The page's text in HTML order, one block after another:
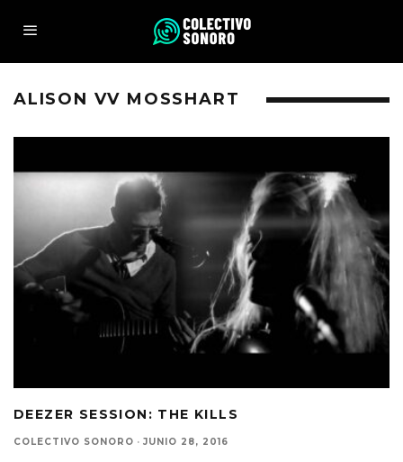
ALISON VV MOSSHART
DEEZER SESSION: THE KILLS
COLECTIVO SONORO · JUNIO 28, 2016